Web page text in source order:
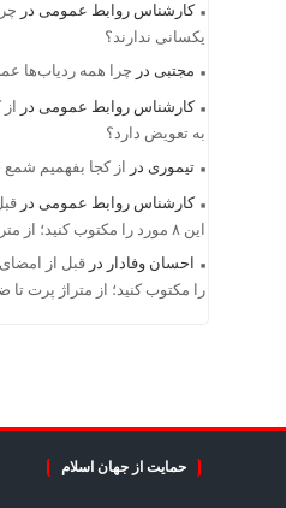
کارشناس روابط عمومی در
یکسانی ندارند؟
مجتبی در چرا همه ردیاب‌ها
کارشناس روابط عمومی در
به تعویض دارد؟
تیموری در
از کجا بفهمیم شمع
کارشناس روابط عمومی در
این ۸ مورد را مکتوب کنید؛ از متراژ پرت تا ضمانت نصب
احسان وفادار در
را مکتوب کنید؛ از متراژ پرت
حمایت از جهان اسلام